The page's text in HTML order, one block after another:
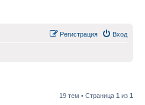
Вход
Регистрация
19 тем • Страница 1 из 1